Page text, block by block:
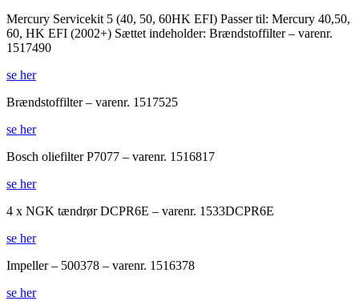
Mercury Servicekit 5 (40, 50, 60HK EFI) Passer til: Mercury 40,50,
60, HK EFI (2002+) Sættet indeholder: Brændstoffilter – varenr.
1517490
se her
Brændstoffilter – varenr. 1517525
se her
Bosch oliefilter P7077 – varenr. 1516817
se her
4 x NGK tændrør DCPR6E – varenr. 1533DCPR6E
se her
Impeller – 500378 – varenr. 1516378
se her